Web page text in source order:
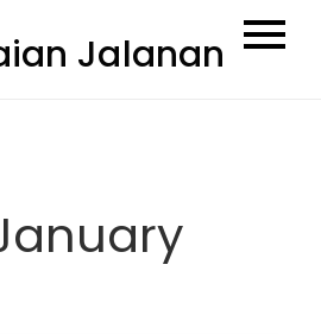
Jalanan